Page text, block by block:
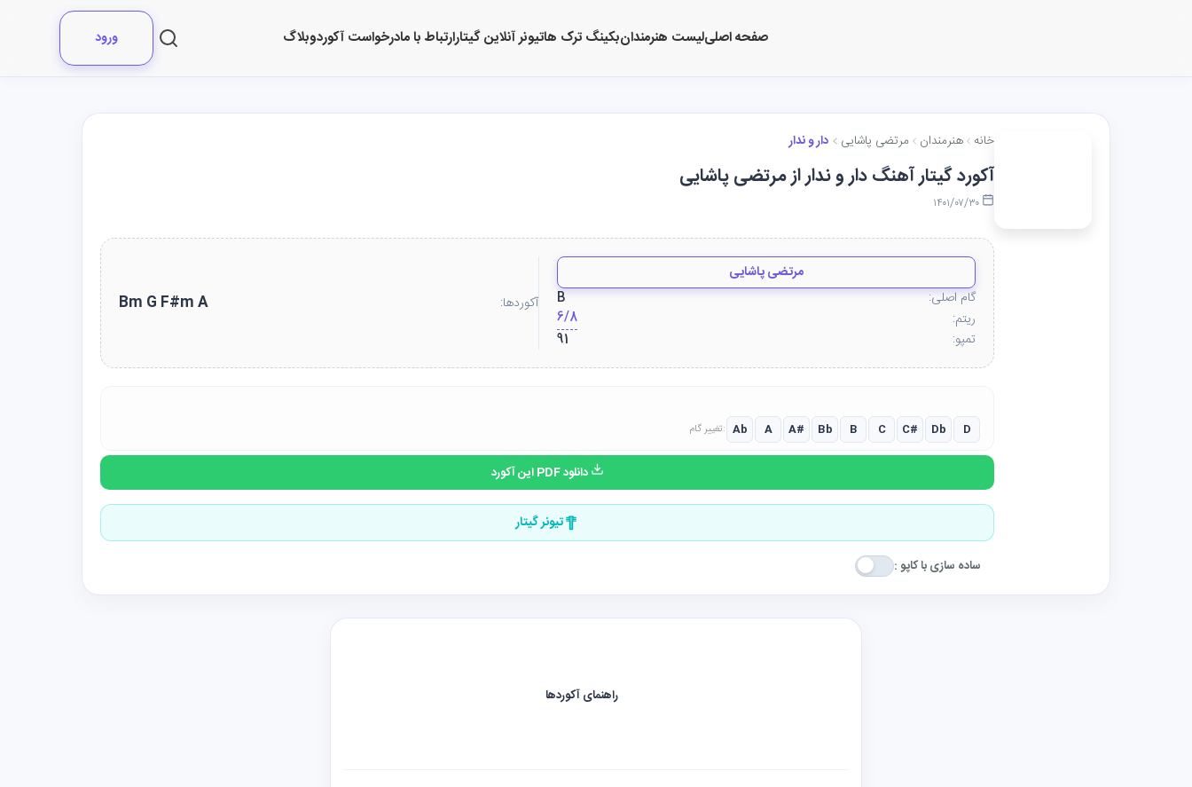
صفحه اصلیلیست هنرمندانبکینگ ترک هاتیونر آنلاین گیتارارتباط با مادرخواست آکوردوبلاگ ورود
خانه هنرمندان مرتضی پاشایی دار و ندار
آکورد گیتار آهنگ دار و ندار از مرتضی پاشایی
مرتضی پاشایی
گام اصلی:
B
ریتم:
6/8
تمپو:
91
آکوردها: Bm G F#m A
تغییر گام: Ab A A# Bb B C C# Db D
دانلود PDF این آکورد
تیونر گیتار
ساده سازی با کاپو :
راهنمای آکوردها